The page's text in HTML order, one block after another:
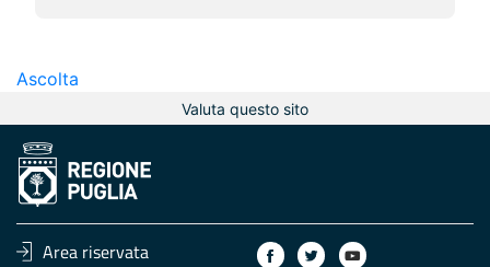
Ascolta
Valuta questo sito
Area riservata